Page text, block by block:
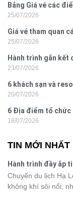
Bảng Giá vé các
25/07/2026
Giá vé tham quan
25/07/2026
Hành trình gắn kết
Yên
23/07/2026
6 khách sạn và
nghi
20/07/2026
6 Địa điểm tổ chức
18/07/2026
TIN MỚI NHẤT
Hành trình đầy ắp
Chuyến du lịch Hạ
không khí sôi nổi,